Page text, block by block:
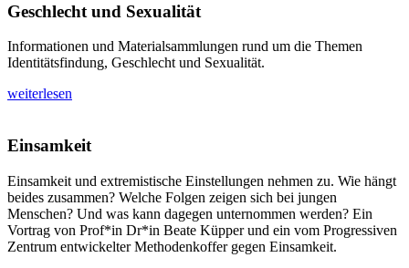
Geschlecht und Sexualität
Informationen und Materialsammlungen rund um die Themen
Identitätsfindung, Geschlecht und Sexualität.
weiterlesen
Einsamkeit
Einsamkeit und extremistische Einstellungen nehmen zu. Wie hängt
beides zusammen? Welche Folgen zeigen sich bei jungen
Menschen? Und was kann dagegen unternommen werden? Ein
Vortrag von Prof*in Dr*in Beate Küpper und ein vom Progressiven
Zentrum entwickelter Methodenkoffer gegen Einsamkeit.